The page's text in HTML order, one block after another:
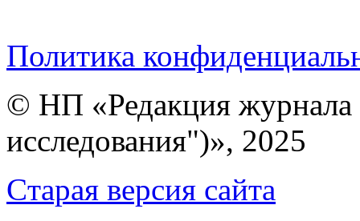
Политика
© НП «Редакция
исследования")», 2025
Cтарая версия сайта